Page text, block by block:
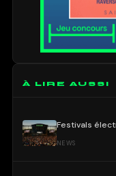
À LIRE AUSSI
Festivals
NEWS